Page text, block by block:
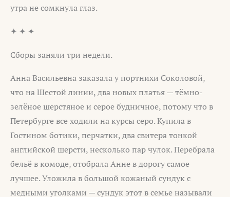
утра не сомкнула глаз.
✦ ✦ ✦
Сборы заняли три недели.
Анна Васильевна заказала у портнихи Соколовой,
что на Шестой линии, два новых платья — тёмно-
зелёное шерстяное и серое будничное, потому что в
Петербурге все ходили на курсы серо. Купила в
Гостином ботики, перчатки, два свитера тонкой
английской шерсти, несколько пар чулок. Перебрала
бельё в комоде, отобрала Анне в дорогу самое
лучшее. Уложила в большой кожаный сундук с
медными уголками — сундук этот в семье называли